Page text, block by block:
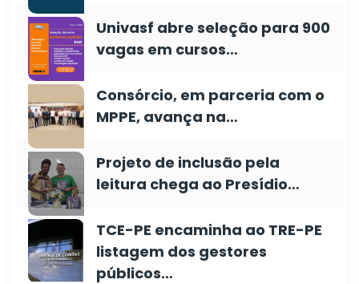
Univasf abre seleção para 900
vagas em cursos…
Consórcio, em parceria com o
MPPE, avança na…
Projeto de inclusão pela
leitura chega ao Presídio…
TCE-PE encaminha ao TRE-PE
listagem dos gestores
públicos…